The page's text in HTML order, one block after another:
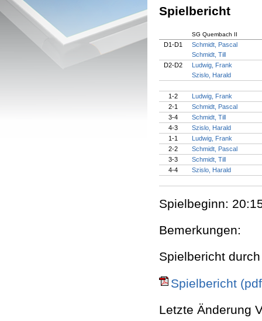
Spielbericht
SG Quembach II
D1-D1
Schmidt, Pascal
Schmidt, Till
D2-D2
Ludwig, Frank
Szislo, Harald
1-2
Ludwig, Frank
2-1
Schmidt, Pascal
3-4
Schmidt, Till
4-3
Szislo, Harald
1-1
Ludwig, Frank
2-2
Schmidt, Pascal
3-3
Schmidt, Till
4-4
Szislo, Harald
Spielbeginn:
Bemerkungen:
Spielbericht
Spielbericht
Letzte Änderung